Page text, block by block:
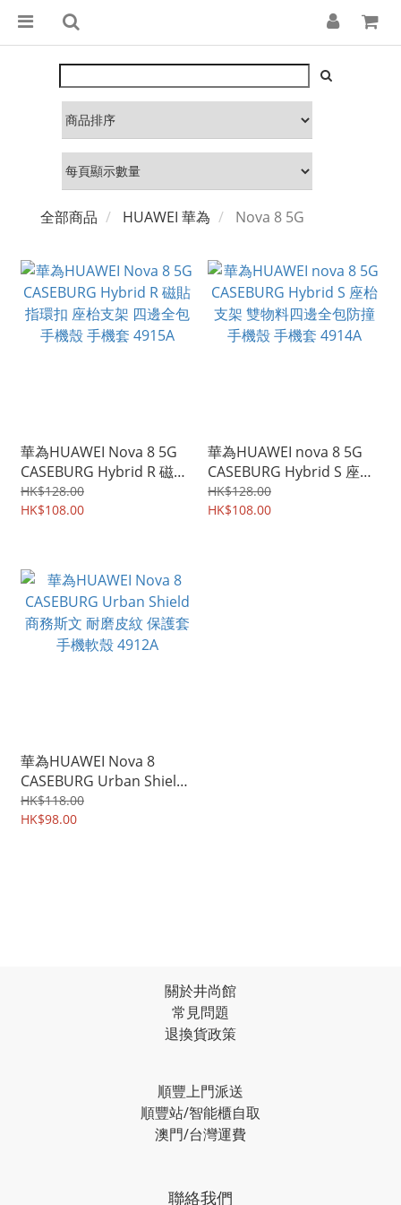
全部商品 HUAWEI 華為 Nova 8 5G
華為HUAWEI Nova 8 5G
CASEBURG Hybrid R 磁貼
指環扣 座枱支架 四邊全包
手機殼 手機套 4915A
HK$128.00
HK$108.00
華為HUAWEI nova 8 5G
CASEBURG Hybrid S 座枱
支架 雙物料四邊全包防撞
手機殼 手機套 4914A
HK$128.00
HK$108.00
華為HUAWEI Nova 8
CASEBURG Urban Shield
商務斯文 耐磨皮紋 保護套
手機軟殼 4912A
HK$118.00
HK$98.00
關於井尚館
常見問題
退換貨政策
順豐上門派送
順豐站/智能櫃自取
澳門/台灣運費
聯絡我們